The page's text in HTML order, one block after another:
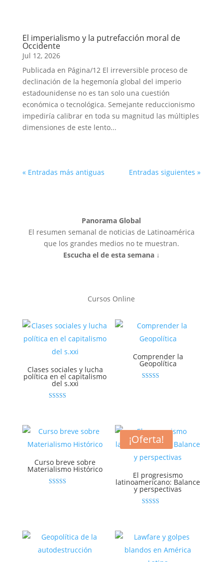
El imperialismo y la putrefacción moral de
Occidente
Jul 12, 2026
Publicada en Página/12 El irreversible proceso de
declinación de la hegemonía global del imperio
estadounidense no es tan solo una cuestión
económica o tecnológica. Semejante reduccionismo
impediría calibrar en toda su magnitud las múltiples
dimensiones de este lento...
« Entradas más antiguas Entradas siguientes »
Panorama Global
El resumen semanal de noticias de Latinoamérica
que los grandes medios no te muestran.
Escucha el de esta semana ↓
Cursos Online
Clases sociales y lucha
política en el capitalismo
del s.xxi
Comprender la
Geopolítica
Curso breve sobre
Materialismo Histórico
¡Oferta!
El progresismo
latinoamericano: Balance
y perspectivas